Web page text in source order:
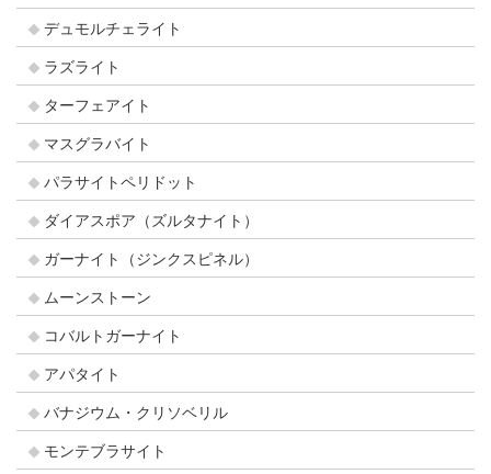
デュモルチェライト
ラズライト
ターフェアイト
マスグラバイト
パラサイトペリドット
ダイアスポア（ズルタナイト）
ガーナイト（ジンクスピネル）
ムーンストーン
コバルトガーナイト
アパタイト
バナジウム・クリソベリル
モンテブラサイト